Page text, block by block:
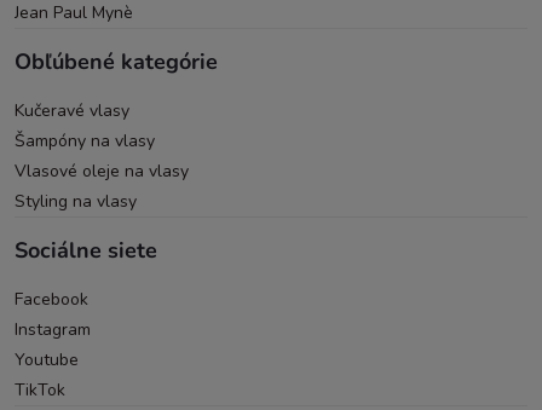
Jean Paul Mynè
Obľúbené kategórie
Kučeravé vlasy
Šampóny na vlasy
Vlasové oleje na vlasy
Styling na vlasy
Sociálne siete
Facebook
Instagram
Youtube
TikTok